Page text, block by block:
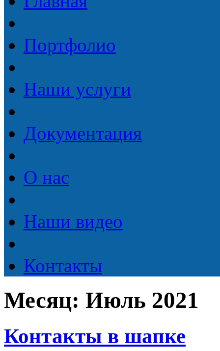
Портфолио
Наши услуги
Документация
О нас
Наши видео
Контакты
Месяц: Июль 2021
Контакты в шапке